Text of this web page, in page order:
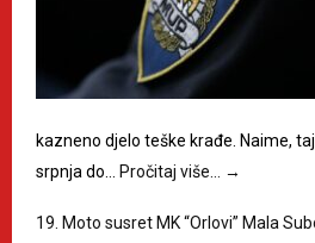
kazneno djelo teške krađe. Naime,
srpnja do… Pročitaj više… →
19. Moto susret MK “Orlovi” Mala